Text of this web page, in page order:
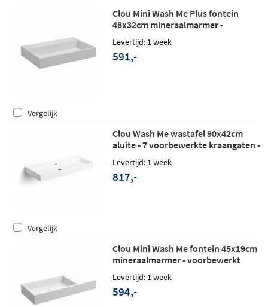
Clou Mini Wash Me Plus fontein
48x32cm mineraalmarmer -
voorbewerkt kraangat - glans wit
Levertijd: 1 week
591,-
Vergelijk
Clou Wash Me wastafel 90x42cm
aluite - 7 voorbewerkte kraangaten -
Levertijd: 1 week
817,-
Vergelijk
Clou Mini Wash Me fontein 45x19cm
mineraalmarmer - voorbewerkt
kraangat rechts - glans wit
Levertijd: 1 week
594,-